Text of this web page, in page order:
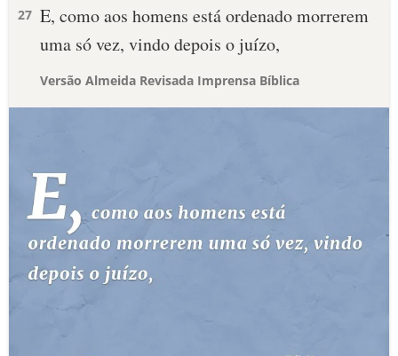
27 E, como aos homens está ordenado morrerem
uma só vez, vindo depois o juízo,
Versão Almeida Revisada Imprensa Bíblica